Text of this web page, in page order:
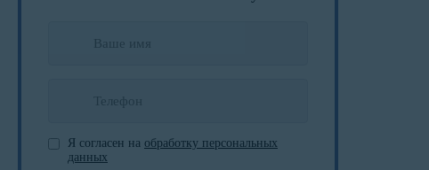
Я согласен на обработку персональных
данных